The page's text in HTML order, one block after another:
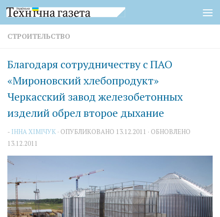
Перейти к содержимому
СТРОИТЕЛЬСТВО
Благодаря сотрудничеству с ПАО
«Мироновский хлебопродукт»
Черкасский завод железобетонных
изделий обрел второе дыхание
- ІННА ХІМІЧУК · ОПУБЛИКОВАНО 13.12.2011 · ОБНОВЛЕНО
13.12.2011